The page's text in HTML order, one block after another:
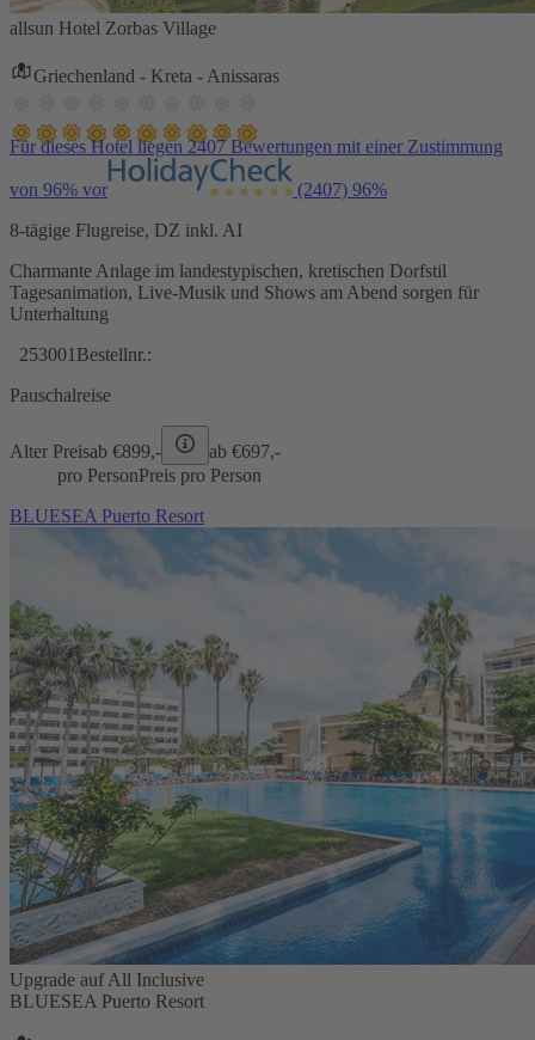
allsun Hotel Zorbas Village
Griechenland - Kreta - Anissaras
Für dieses Hotel liegen 2407 Bewertungen mit einer Zustimmung
von 96% vor (2407) 96%
8-tägige Flugreise, DZ inkl. AI
Charmante Anlage im landestypischen, kretischen Dorfstil
Tagesanimation, Live-Musik und Shows am Abend sorgen für
Unterhaltung
253001 Bestellnr.:
Pauschalreise
Alter Preisab €899,- ab €697,-
pro PersonPreis pro Person
BLUESEA Puerto Resort
Upgrade auf All Inclusive
BLUESEA Puerto Resort